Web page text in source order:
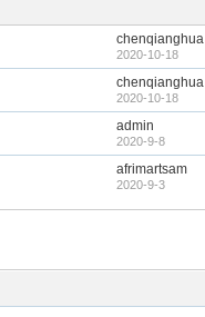
chenqianghua
2020-10-18
chenqianghua
2020-10-18
admin
2020-9-8
afrimartsam
2020-9-3